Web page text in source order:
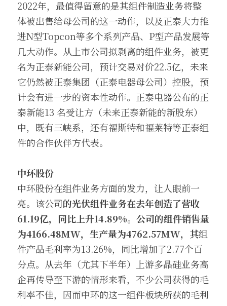
2022年，最值得留意的是其组件制造业务将整
体被出售给母公司的这一动作，以及正泰大力推
进N型Topcon等多个系列产品、P型产品发展等
几大动作。从上市公司拟剥离的组件业务，被更
名为正泰新能公司，预计交易对价22.5亿，未来
它仍然被正泰集团（正泰电器母公司）控股，预
计会有进一步的资本性动作。正泰电器公布的正
泰新能13 名受让方（未来正泰新能的新股东）
中，既有三峡系，还有福斯特和福莱特等正泰组
件的合作伙伴方代表。
中环股份
中环股份在组件业务方面的发力，让人眼前一
亮。该公司的光伏组件业务在去年创造了营收
61.19亿，同比上升14.89%。公司的组件销售量
为4166.48MW，生产量为4762.57MW，其组
件产品毛利率为13.26%，同比增加了2.77个百
分点。从去年（尤其下半年）上游多晶硅业务高
企再传导至下游的情形来看，不少公司获得的毛
利率不佳，因而中环的这一组件板块所获的毛利